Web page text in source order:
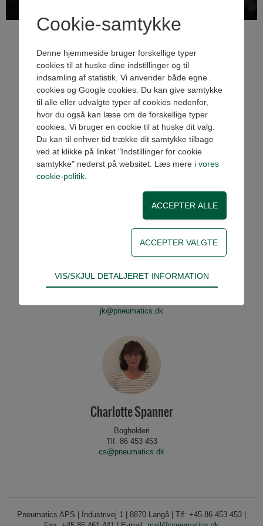
Per Spanner
Indehaver Kunderådgivning/teknik
Tlf: 28 143 453
ps@pneumatics.dk
Jakob Kamp
Intern teknisk ordrebehandler
jk@pneumatics.dk
Charlotte Spanner
Bogholderi
Tlf: 86 453 453
cs@pneumatics.dk
Pneumatics APS | Industrivej 1 | 8870 Langå | Tlf: +45 86 453 453 |
Cookie-samtykke
Denne hjemmeside bruger forskellige typer
cookies til at huske dine indstillinger og til
indsamling af statistik. Vi anvender både egne
cookies og Google cookies. Du kan give samtykke
til alle eller udvalgte typer af cookies nedenfor,
hvor du også kan læse om de forskellige typer
cookies. Vi bruger en cookie til at huske dit valg.
Du kan til enhver tid trække dit samtykke tilbage
ved at klikke på linket "Indstillinger for cookie
samtykke" nederst på websitet. Læs mere i vores
cookie-politik
Teknisk
Tekniske cookies er nødvendige for hjemmesidens
adgangskontrol samt indkøbskurv og kan derfor
Statistik-cookies bruges til at optimere design,
brugervenlighed og effektiviteten af en
hjemmeside. Fx ved at indsamle besøgsstatistik
VIS/SKJUL DETALJERET INFORMATION